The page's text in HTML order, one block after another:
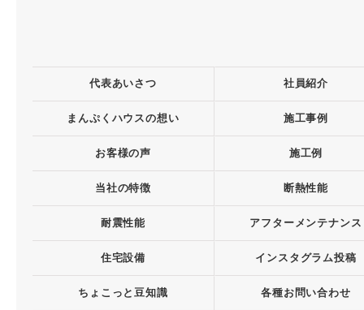
代表あいさつ 社員紹介
まんぷくハウスの想い 施工事例
お客様の声 施工例
当社の特徴 断熱性能
耐震性能 アフターメンテナンス
住宅設備 インスタグラム投稿
ちょこっと豆知識 各種お問い合わせ